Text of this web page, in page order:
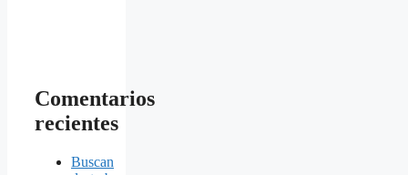
Comentarios
recientes
Buscan